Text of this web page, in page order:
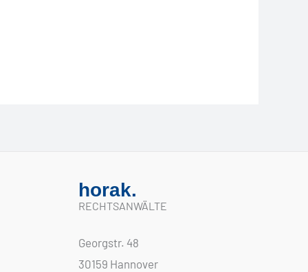
horak.
RECHTSANWÄLTE
Georgstr. 48
30159 Hannover